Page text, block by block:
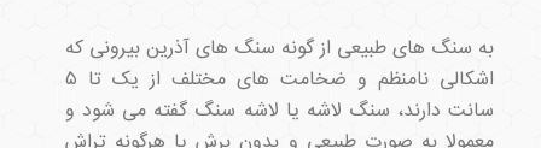
به سنگ های طبیعی از گونه سنگ های آذرین بیرونی که
اشکالی نامنظم و ضخامت های مختلف از یک تا ۵
سانت دارند، سنگ لاشه یا لاشه سنگ گفته می شود و